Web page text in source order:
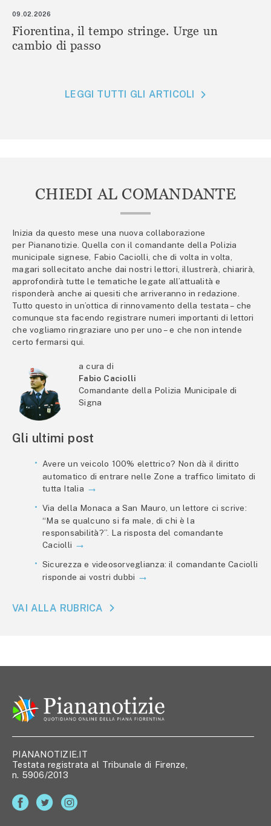
09.02.2026
Fiorentina, il tempo stringe. Urge un
cambio di passo
LEGGI TUTTI GLI ARTICOLI
CHIEDI AL COMANDANTE
Inizia da questo mese una nuova collaborazione
per Piananotizie. Quella con il comandante della Polizia
municipale signese, Fabio Caciolli, che di volta in volta,
magari sollecitato anche dai nostri lettori, illustrerà, chiarirà,
approfondirà tutte le tematiche legate all’attualità e
risponderà anche ai quesiti che arriveranno in redazione.
Tutto questo in un’ottica di rinnovamento della testata – che
comunque sta facendo registrare numeri importanti di lettori
che vogliamo ringraziare uno per uno – e che non intende
certo fermarsi qui.
a cura di
Fabio Caciolli
Comandante della Polizia Municipale di
Signa
Gli ultimi post
Avere un veicolo 100% elettrico? Non dà il diritto
automatico di entrare nelle Zone a traffico limitato di
tutta Italia
Via della Monaca a San Mauro, un lettore ci scrive:
“Ma se qualcuno si fa male, di chi è la
responsabilità?”. La risposta del comandante
Caciolli
Sicurezza e videosorveglianza: il comandante Caciolli
risponde ai vostri dubbi
VAI ALLA RUBRICA
PIANANOTIZIE.IT
Testata registrata al Tribunale di Firenze,
n. 5906/2013